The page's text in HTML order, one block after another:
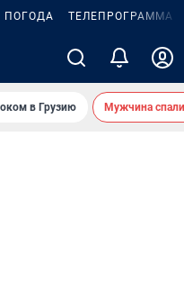
ПОГОДА ТЕЛЕПРОГРАММА
в Грузию Мужчина